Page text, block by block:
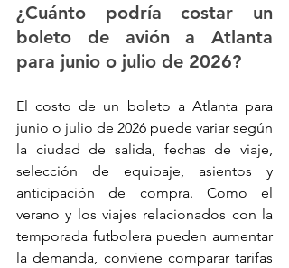
¿Cuánto podría costar un
boleto de avión a Atlanta
para junio o julio de 2026?
El costo de un boleto a Atlanta para
junio o julio de 2026 puede variar según
la ciudad de salida, fechas de viaje,
selección de equipaje, asientos y
anticipación de compra. Como el
verano y los viajes relacionados con la
temporada futbolera pueden aumentar
la demanda, conviene comparar tarifas